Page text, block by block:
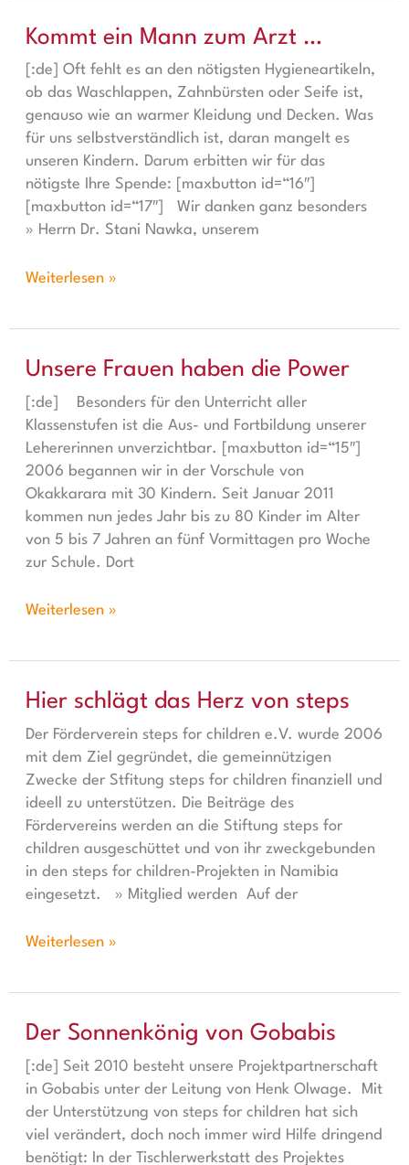
Kommt ein Mann zum Arzt …
[:de] Oft fehlt es an den nötigsten Hygieneartikeln,
ob das Waschlappen, Zahnbürsten oder Seife ist,
genauso wie an warmer Kleidung und Decken. Was
für uns selbstverständlich ist, daran mangelt es
unseren Kindern. Darum erbitten wir für das
nötigste Ihre Spende: [maxbutton id=“16″]
[maxbutton id=“17″] Wir danken ganz besonders
» Herrn Dr. Stani Nawka, unserem
Kommt ein Mann zum Arzt …
Weiterlesen »
Unsere Frauen haben die Power
[:de] Besonders für den Unterricht aller
Klassenstufen ist die Aus- und Fortbildung unserer
Lehererinnen unverzichtbar. [maxbutton id=“15″]
2006 begannen wir in der Vorschule von
Okakkarara mit 30 Kindern. Seit Januar 2011
kommen nun jedes Jahr bis zu 80 Kinder im Alter
von 5 bis 7 Jahren an fünf Vormittagen pro Woche
zur Schule. Dort
Unsere Frauen haben die Power
Weiterlesen »
Hier schlägt das Herz von steps
Der Förderverein steps for children e.V. wurde 2006
mit dem Ziel gegründet, die gemeinnützigen
Zwecke der Stfitung steps for children finanziell und
ideell zu unterstützen. Die Beiträge des
Fördervereins werden an die Stiftung steps for
children ausgeschüttet und von ihr zweckgebunden
in den steps for children-Projekten in Namibia
eingesetzt. » Mitglied werden Auf der
Hier schlägt das Herz von steps
Weiterlesen »
Der Sonnenkönig von Gobabis
[:de] Seit 2010 besteht unsere Projektpartnerschaft
in Gobabis unter der Leitung von Henk Olwage. Mit
der Unterstützung von steps for children hat sich
viel verändert, doch noch immer wird Hilfe dringend
benötigt: In der Tischlerwerkstatt des Projektes
Der Sonnenkönig von Gobabis